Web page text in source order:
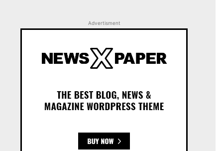
Advertisment